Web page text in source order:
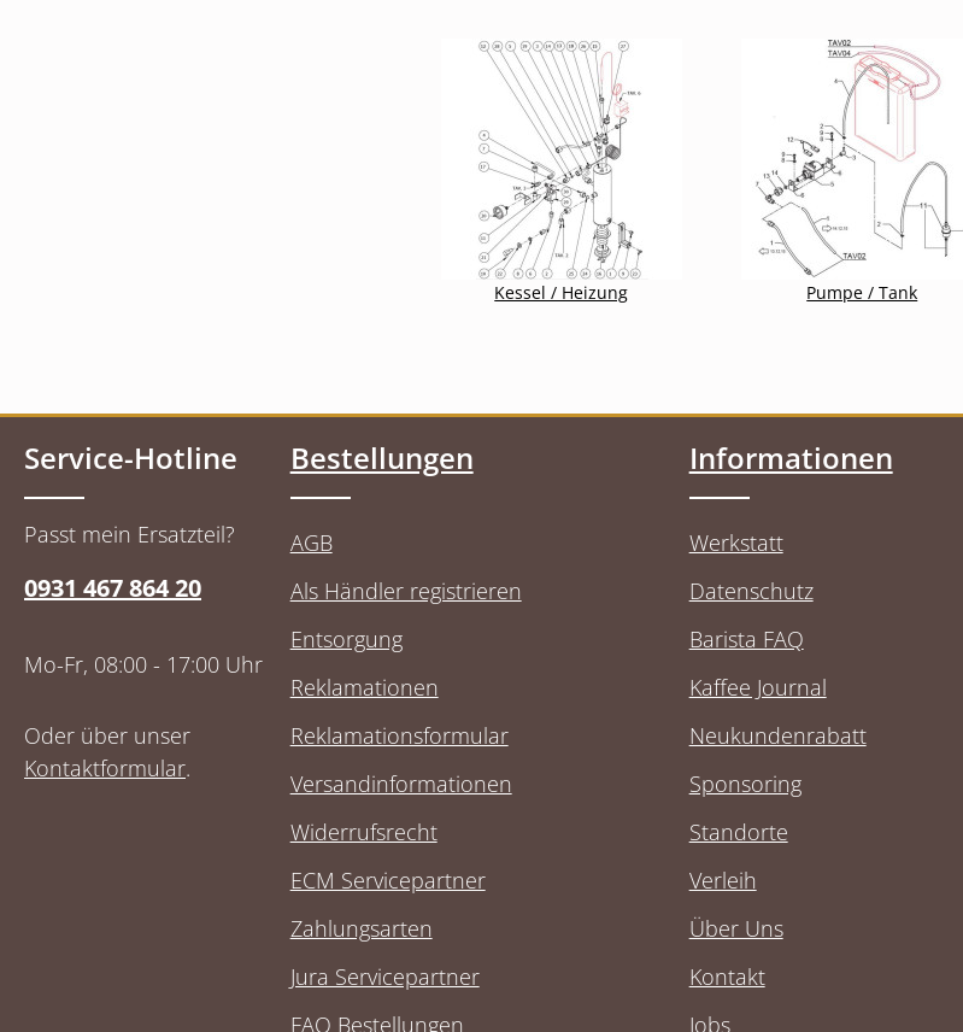
Kessel / Heizung Pumpe / Tank
Service-Hotline
Passt mein Ersatzteil?
0931 467 864 20
Mo-Fr, 08:00 - 17:00 Uhr
Oder über unser
Kontaktformular.
Bestellungen
AGB
Als Händler registrieren
Entsorgung
Reklamationen
Reklamationsformular
Versandinformationen
Widerrufsrecht
ECM Servicepartner
Zahlungsarten
Jura Servicepartner
FAQ Bestellungen
Informationen
Werkstatt
Datenschutz
Barista FAQ
Kaffee Journal
Neukundenrabatt
Sponsoring
Standorte
Verleih
Über Uns
Kontakt
Jobs